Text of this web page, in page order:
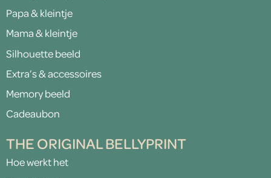
Papa & kleintje
Mama & kleintje
Silhouette beeld
Extra’s & accessoires
Memory beeld
Cadeaubon
THE ORIGINAL BELLYPRINT
Hoe werkt het